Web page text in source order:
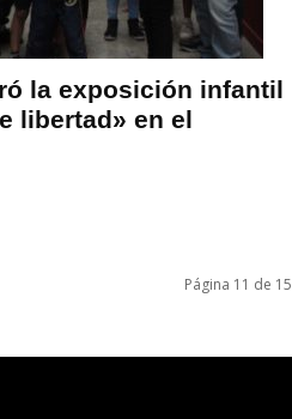
la exposición infantil
libertad» en el
Página 11 de 15